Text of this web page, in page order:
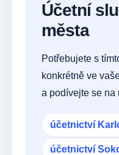
Účetní
města
Potřebujete s
konkrétně ve
a podívejte se na
účetnictví
účetnictví